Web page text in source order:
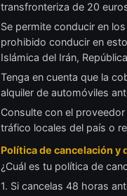
transfronteriza de 20
Se permite conducir en
prohibido conducir en
Islámica del Irán,
Tenga en cuenta que la
alquiler de automóviles
Consulte con el
tráfico locales del país o
Política de cancelación y
¿Cuál es tu política de
1. Si cancelas 48 horas